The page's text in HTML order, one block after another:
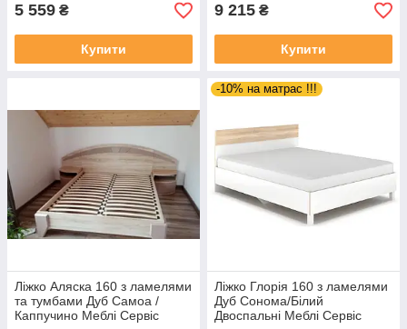
5 559 ₴
Купити
9 215 ₴
Купити
Ліжко Аляска 160 з ламелями
та тумбами Дуб Самоа /
Каппучино Меблі Сервіс
-10% на матрас !!!
Ліжко Глорія 160 з ламелями
Дуб Сонома/Білий
Двоспальні Меблі Сервіс